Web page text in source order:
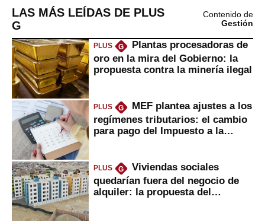
LAS MÁS LEÍDAS DE PLUS
G
Contenido de
Gestión
PLUS G
Plantas procesadoras de
oro en la mira del Gobierno: la
propuesta contra la minería ilegal
PLUS G
MEF plantea ajustes a los
regímenes tributarios: el cambio
para pago del Impuesto a la
PLUS G
Viviendas sociales
quedarían fuera del negocio de
alquiler: la propuesta del